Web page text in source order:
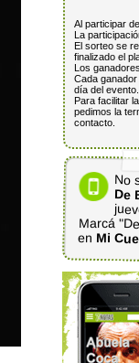
Al participar
La
El sorteo se
finalizado el
Los
Cada
día del evento.
Para facilitar
pedimos la
contacto.
No
De
Marcá
en Mi